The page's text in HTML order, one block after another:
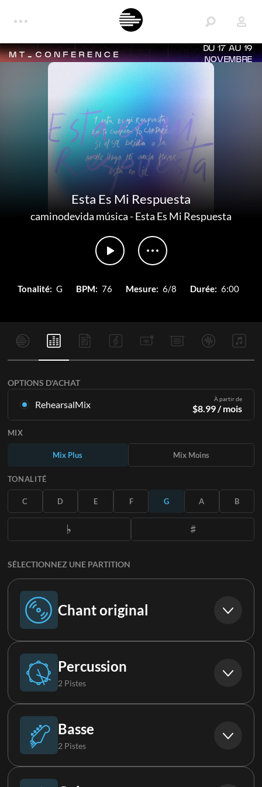
DU 17 AU 19
NOVEMBRE
Esta Es Mi Respuesta
caminodevida música-Esta Es Mi Respuesta
Tonalité: G BPM: 76 Mesure: 6/8 Durée: 6:00
OPTIONS D'ACHAT
RehearsalMix À partir de
$8.99/ mois
Disponible dans les 12 tonalités avec des Mix Plus et Moins
pour chaque partition et le chant original.
S'ABONNER
MIX
Mix Plus Mix Moins
TONALITÉ
C D E F G A B
SÉLECTIONNEZ UNE PARTITION
Chant original
Chant original
Percussion
2 Pistes
Batterie
Percussions
Basse
2 Pistes
Basse